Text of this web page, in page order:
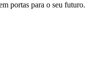
portas para o seu futuro.